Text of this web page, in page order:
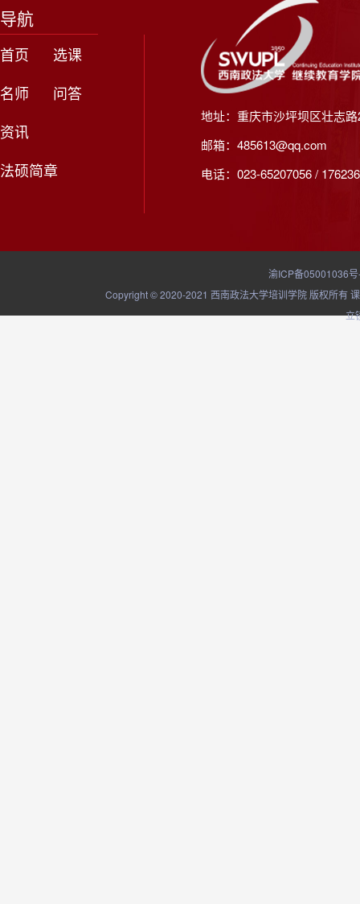
导航
首页
选课
名师
问答
资讯
法硕简章
地址：重庆市沙坪坝区壮志
邮箱：485613@qq.com
电话：023-65207056 /
渝ICP备05001036
Copyright © 2020-2021 西南政法大学培训学院 版权所有
立